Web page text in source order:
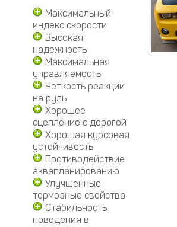
Максимальный
индекс скорости
Высокая
надежность
Максимальная
управляемость
Четкость реакции
на руль
Хорошее
сцепление с дорогой
Хорошая курсовая
устойчивость
Противодействие
аквапланированию
Улучшенные
тормозные свойства
Стабильность
поведения в